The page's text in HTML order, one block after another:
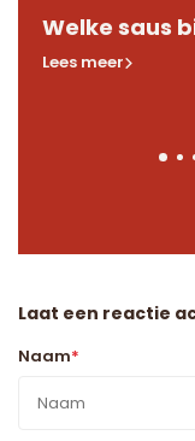
Welke saus
Lees meer
Laat een reactie
Naam*